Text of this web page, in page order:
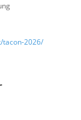
tacon-2026/